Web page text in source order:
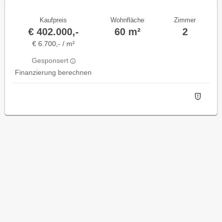
Kaufpreis
€ 402.000,-
€ 6.700,- / m²
Gesponsert
Finanzierung berechnen
Wohnfläche
60 m²
Zimmer
2